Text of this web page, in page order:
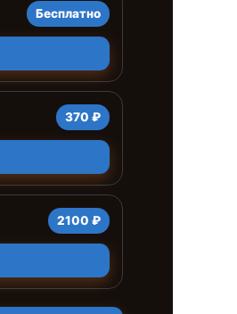
Бесплатно
370 ₽
2100 ₽